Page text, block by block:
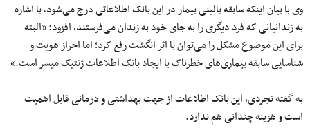
وی با بیان اینکه سابقه بالینی بیمار در این بانک اطلاعاتی درج می‌شود، با اشاره
به زندانیانی که فرد دیگری را به جای خود به زندان می‌فرستند، افزود: «البته
برای این موضوع مشکل را می‌توان با اثر انگشت رفع کرد؛ اما احراز هویت و
شناسایی سابقه بیماری‌های خطرناک با ایجاد بانک اطلاعات ژنتیک میسر است.»
به گفته تجردی، این بانک اطلاعات از جهت بهداشتی و درمانی قابل اهمیت
است و هزینه چندانی هم ندارد.